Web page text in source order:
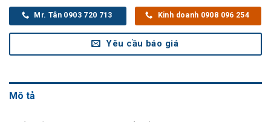
Mr. Tân 0903 720 713 Kinh doanh 0908 096 254
Yêu cầu báo giá
Mô tả